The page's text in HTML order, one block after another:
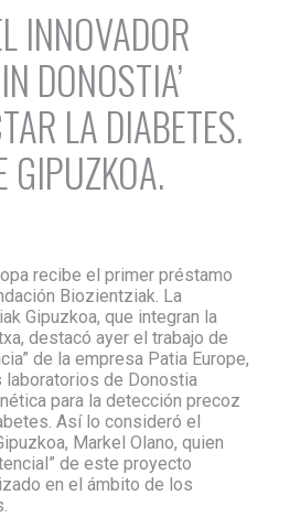
INNOVADOR
DONOSTIA’
LA DIABETES.
GIPUZKOA.
recibe el primer préstamo
Biozientziak. La
Gipuzkoa, que integran la
destacó ayer el trabajo de
de la empresa Patia Europe,
laboratorios de Donostia
para la detección precoz
Así lo consideró el
Markel Olano, quien
de este proyecto
en el ámbito de los